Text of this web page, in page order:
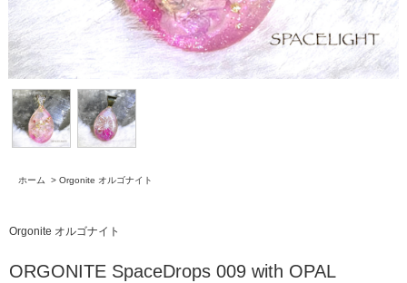
ホーム > Orgonite オルゴナイト
Orgonite オルゴナイト
ORGONITE SpaceDrops 009 with OPAL